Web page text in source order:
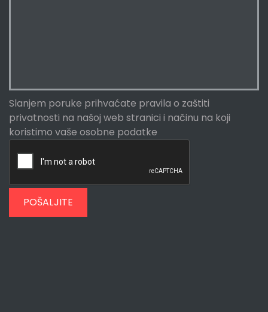
Slanjem poruke prihvaćate pravila o zaštiti
privatnosti na našoj web stranici i načinu na koji
koristimo vaše osobne podatke